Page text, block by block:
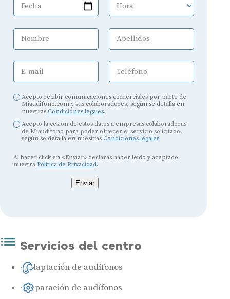
Fecha Hora
Nombre Apellidos
E-mail Teléfono
Acepto recibir comunicaciones comerciales por parte de
Miaudifono.com y sus colaboradores, según se detalla en
nuestras Condiciones legales.
Acepto la cesión de estos datos a empresas colaboradoras
de Miaudífono para poder ofrecer el servicio solicitado,
según se detalla en nuestras Condiciones legales.
Al hacer click en «Enviar» declaras haber leído y aceptado
nuestra Política de Privacidad.
Enviar
Servicios del centro
Adaptación de audífonos
Reparación de audífonos